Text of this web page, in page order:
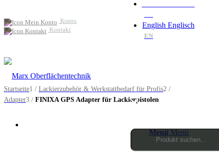
Konto
Kontakt
English Englisch
EN
Products
Menü Menü
Startseite1 / Lackierzubehör & Werkstattbedarf für Profis2 /
Adapter3 / FINIXA GPS Adapter für Lackierpistolen